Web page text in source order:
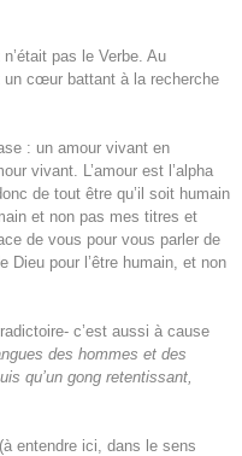
pas le Verbe. Au
cœur battant à la recherche
: un amour vivant en
vivant. L’amour est l’alpha
de tout être qu’il soit humain
et non pas mes titres et
de vous pour vous parler de
Dieu pour l’être humain, et non
c’est aussi à cause
des hommes et des
qu’un gong retentissant,
entendre ici, dans le sens